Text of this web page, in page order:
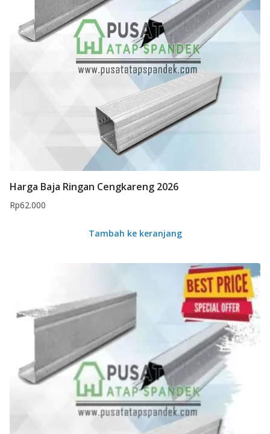
Harga Baja Ringan Cengkareng 2026
Rp62.000
Tambah ke keranjang